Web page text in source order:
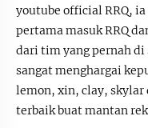
youtube official RRQ,
pertama masuk RRQ
dari tim yang pernah
sangat menghargai
lemon, xin, clay, skylar
terbaik buat mantan